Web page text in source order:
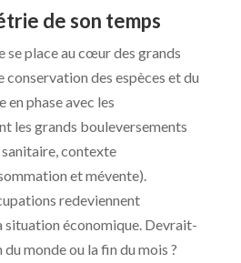
de son temps
se place au cœur des grands
conservation des espèces et du
en phase avec les
les grands bouleversements
contexte
et mévente).
redeviennent
situation économique. Devrait-
monde ou la fin du mois ?